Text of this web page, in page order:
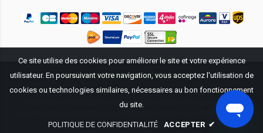
Propriété littéraire ©2026 BatteriePourDell.fr. Tous droits réservés.
Tous les logos et les marques mentionnées sur ce site Web sont
uniquement utilisées pour indiquer que nos produits peuvent être
utilisés dans les produits de ces marques, et les logos et les marques
concernées appartiennent au registraire d'origine.
Ce site utilise des cookies pour améliorer le site et votre expérience
utilisateur. En poursuivant votre navigation, vous acceptez l'utilisation de
cookies ou technologies similaires, nécessaires au bon fonctionnement
du site.
POLITIQUE DE CONFIDENTIALITÉ ACCEPTER ✔